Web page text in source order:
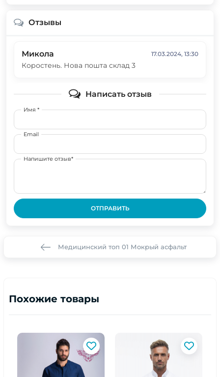
Отзывы
Микола 17.03.2024, 13:30
Коростень. Нова пошта склад 3
Написать отзыв
Имя *
Email
Напишите отзыв*
ОТПРАВИТЬ
Медицинский топ 01 Мокрый асфальт
Похожие товары